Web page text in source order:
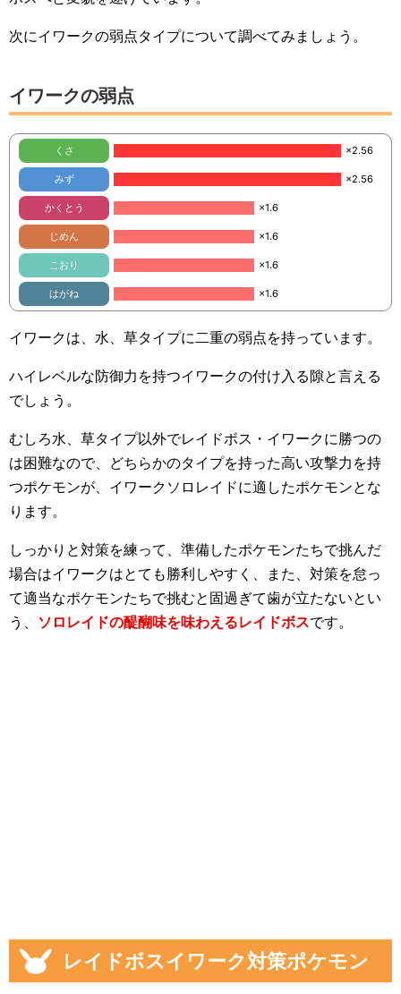
次にイワークの弱点タイプについて調べてみましょう。
イワークの弱点
くさ ×2.56
みず ×2.56
かくとう ×1.6
じめん ×1.6
こおり ×1.6
はがね ×1.6
イワークは、水、草タイプに二重の弱点を持っています。
ハイレベルな防御力を持つイワークの付け入る隙と言える
でしょう。
むしろ水、草タイプ以外でレイドボス・イワークに勝つの
は困難なので、どちらかのタイプを持った高い攻撃力を持
つポケモンが、イワークソロレイドに適したポケモンとな
ります。
しっかりと対策を練って、準備したポケモンたちで挑んだ
場合はイワークはとても勝利しやすく、また、対策を怠っ
て適当なポケモンたちで挑むと固過ぎて歯が立たないとい
う、 ソロレイドの醍醐味を味わえるレイドボスです。
レイドボスイワーク対策ポケモン